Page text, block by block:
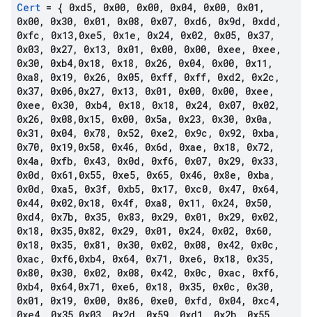
Cert = { 0xd5, 0x00, 0x00, 0x04, 0x00, 0x01 ,
0x00, 0x30, 0x01 , 0x08 , 0x07, 0xd6, 0x9d , 0xdd ,
0xfc , 0x13, 0xe5, 0x1e , 0x24, 0x02, 0x05, 0x37,
0x03, 0x27, 0x13, 0x01 , 0x00, 0x00, 0xee , 0xee ,
0x30, 0xb4, 0x18 , 0x18 , 0x26, 0x04, 0x00, 0x11 ,
0xa8 , 0x19, 0x26, 0x05, 0xff, 0xff, 0xd2, 0x2c ,
0x37, 0x06, 0x27, 0x13, 0x01 , 0x00, 0x00, 0xee ,
0xee , 0x30, 0xb4, 0x18 , 0x18 , 0x24, 0x07, 0x02,
0x26, 0x08 , 0x15, 0x00, 0x5a , 0x23, 0x30, 0x0a ,
0x31 , 0x04, 0x78 , 0x52, 0xe2, 0x9c , 0x92, 0xba ,
0x70, 0x19, 0x58 , 0x46, 0x6d , 0xae , 0x18 , 0x72,
0x4a , 0xfb, 0x43, 0x0d , 0xf6, 0x07, 0x29, 0x33,
0x0d , 0x61 , 0x55, 0xe5, 0x65, 0x46, 0x8e , 0xba ,
0x0d , 0xa5, 0x3f, 0xb5, 0x17, 0xc0, 0x47, 0x64,
0x44, 0x02, 0x18 , 0x4f, 0xa8 , 0x11 , 0x24, 0x50,
0xd4, 0x7b, 0x35, 0x83, 0x29, 0x01 , 0x29, 0x02,
0x18 , 0x35, 0x82, 0x29, 0x01 , 0x24, 0x02, 0x60,
0x18 , 0x35, 0x81 , 0x30, 0x02, 0x08 , 0x42, 0x0c ,
0xac , 0xf6, 0xb4, 0x64, 0x71 , 0xe6, 0x18 , 0x35,
0x80, 0x30, 0x02, 0x08 , 0x42, 0x0c , 0xac , 0xf6,
0xb4, 0x64, 0x71 , 0xe6, 0x18 , 0x35, 0x0c , 0x30,
0x01 , 0x19, 0x00, 0x86, 0xe0, 0xfd , 0x04, 0xc4,